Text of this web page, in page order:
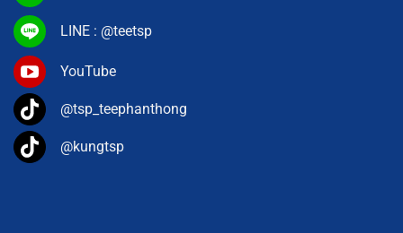
LINE : @teetsp
YouTube
@tsp_teephanthong
@kungtsp